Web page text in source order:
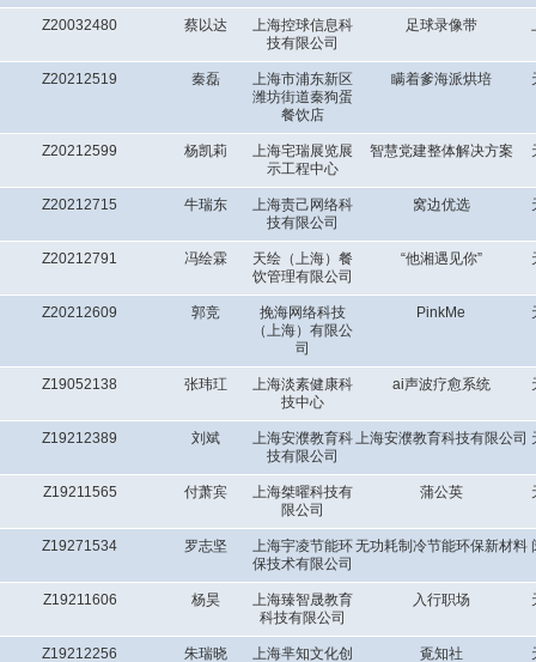
Z20032480 蔡以达
上海控球信息科
技有限公司
足球录像带
Z20212519 秦磊
上海市浦东新区
潍坊街道秦狗蛋
餐饮店
瞒着爹海派烘培
Z20212599 杨凯莉
上海宅瑞展览展
示工程中心
智慧党建整体解决方案
Z20212715 牛瑞东
上海责己网络科
技有限公司
窝边优选
Z20212791 冯绘霖
天绘（上海）餐
饮管理有限公司
“他湘遇见你”
Z20212609 郭竞
挽海网络科技
（上海）有限公
司
PinkMe
Z19052138 张玮玒
上海淡素健康科
技中心
ai声波疗愈系统
Z19212389 刘斌
上海安濮教育科
技有限公司
上海安濮教育科技有限公司
Z19211565 付萧宾
上海桀曜科技有
限公司
蒲公英
Z19271534 罗志坚
上海宇凌节能环
保技术有限公司
无功耗制冷节能环保新材料
Z19211606 杨昊
上海臻智晟教育
科技有限公司
入行职场
Z19212256 朱瑞晓 上海芈知文化创 覔知社